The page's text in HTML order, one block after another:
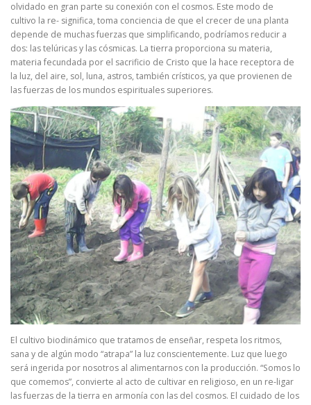
olvidado en gran parte su conexión con el cosmos. Este modo de
cultivo la re- significa, toma conciencia de que el crecer de una planta
depende de muchas fuerzas que simplificando, podríamos reducir a
dos: las telúricas y las cósmicas. La tierra proporciona su materia,
materia fecundada por el sacrificio de Cristo que la hace receptora de
la luz, del aire, sol, luna, astros, también crísticos, ya que provienen de
las fuerzas de los mundos espirituales superiores.
El cultivo biodinámico que tratamos de enseñar, respeta los ritmos,
sana y de algún modo “atrapa” la luz conscientemente. Luz que luego
será ingerida por nosotros al alimentarnos con la producción. “Somos lo
que comemos”, convierte al acto de cultivar en religioso, en un re-ligar
las fuerzas de la tierra en armonía con las del cosmos. El cuidado de los